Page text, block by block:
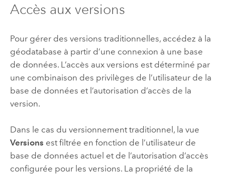
Accès aux versions
Pour gérer des versions traditionnelles, accédez à la
géodatabase à partir d’une connexion à une base
de données. L’accès aux versions est déterminé par
une combinaison des privilèges de l’utilisateur de la
base de données et l’autorisation d’accès de la
version.
Dans le cas du versionnement traditionnel, la vue
Versions est filtrée en fonction de l’utilisateur de
base de données actuel et de l’autorisation d’accès
configurée pour les versions. La propriété de la